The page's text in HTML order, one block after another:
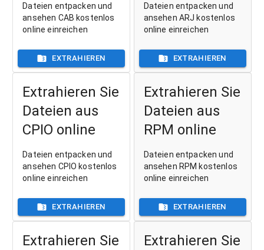
Dateien entpacken und
ansehen CAB kostenlos
online einreichen
EXTRAHIEREN
Dateien entpacken und
ansehen ARJ kostenlos
online einreichen
EXTRAHIEREN
Extrahieren Sie
Dateien aus
CPIO online
Dateien entpacken und
ansehen CPIO kostenlos
online einreichen
EXTRAHIEREN
Extrahieren Sie
Dateien aus
RPM online
Dateien entpacken und
ansehen RPM kostenlos
online einreichen
EXTRAHIEREN
Extrahieren Sie
Extrahieren Sie